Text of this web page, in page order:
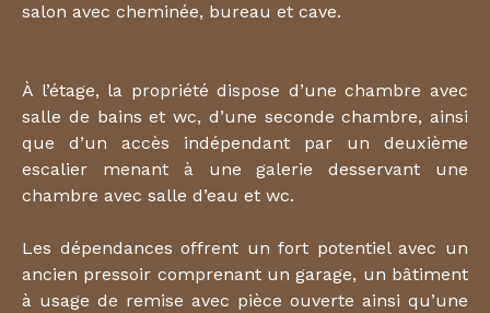
salon avec cheminée, bureau et cave.
À l’étage, la propriété dispose d’une chambre avec
salle de bains et wc, d’une seconde chambre, ainsi
que d’un accès indépendant par un deuxième
escalier menant à une galerie desservant une
chambre avec salle d’eau et wc.
Les dépendances offrent un fort potentiel avec un
ancien pressoir comprenant un garage, un bâtiment
à usage de remise avec pièce ouverte ainsi qu’une